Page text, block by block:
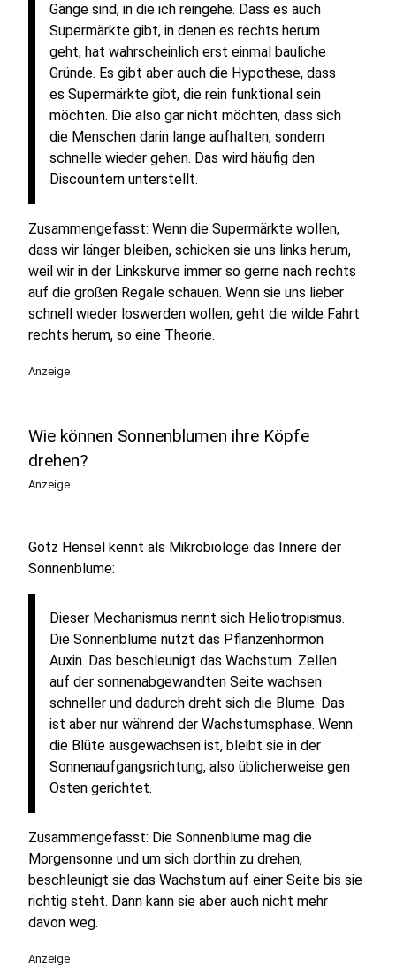
Gänge sind, in die ich reingehe. Dass es auch
Supermärkte gibt, in denen es rechts herum
geht, hat wahrscheinlich erst einmal bauliche
Gründe. Es gibt aber auch die Hypothese, dass
es Supermärkte gibt, die rein funktional sein
möchten. Die also gar nicht möchten, dass sich
die Menschen darin lange aufhalten, sondern
schnelle wieder gehen. Das wird häufig den
Discountern unterstellt.
Zusammengefasst: Wenn die Supermärkte wollen,
dass wir länger bleiben, schicken sie uns links herum,
weil wir in der Linkskurve immer so gerne nach rechts
auf die großen Regale schauen. Wenn sie uns lieber
schnell wieder loswerden wollen, geht die wilde Fahrt
rechts herum, so eine Theorie.
Anzeige
Wie können Sonnenblumen ihre Köpfe
drehen?
Anzeige
Götz Hensel kennt als Mikrobiologe das Innere der
Sonnenblume:
Dieser Mechanismus nennt sich Heliotropismus.
Die Sonnenblume nutzt das Pflanzenhormon
Auxin. Das beschleunigt das Wachstum. Zellen
auf der sonnenabgewandten Seite wachsen
schneller und dadurch dreht sich die Blume. Das
ist aber nur während der Wachstumsphase. Wenn
die Blüte ausgewachsen ist, bleibt sie in der
Sonnenaufgangsrichtung, also üblicherweise gen
Osten gerichtet.
Zusammengefasst: Die Sonnenblume mag die
Morgensonne und um sich dorthin zu drehen,
beschleunigt sie das Wachstum auf einer Seite bis sie
richtig steht. Dann kann sie aber auch nicht mehr
davon weg.
Anzeige